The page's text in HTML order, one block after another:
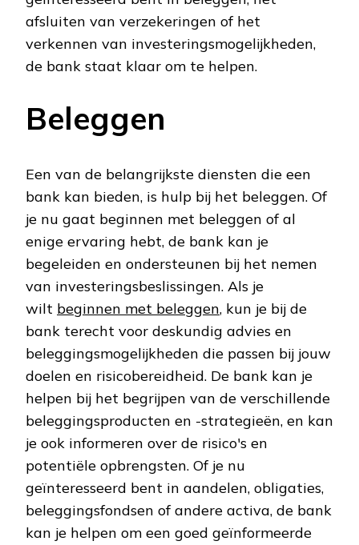
afsluiten van verzekeringen of het
verkennen van investeringsmogelijkheden,
de bank staat klaar om te helpen.
Beleggen
Een van de belangrijkste diensten die een
bank kan bieden, is hulp bij het beleggen. Of
je nu gaat beginnen met beleggen of al
enige ervaring hebt, de bank kan je
begeleiden en ondersteunen bij het nemen
van investeringsbeslissingen. Als je
wilt beginnen met beleggen, kun je bij de
bank terecht voor deskundig advies en
beleggingsmogelijkheden die passen bij jouw
doelen en risicobereidheid. De bank kan je
helpen bij het begrijpen van de verschillende
beleggingsproducten en -strategieën, en kan
je ook informeren over de risico's en
potentiële opbrengsten. Of je nu
geïnteresseerd bent in aandelen, obligaties,
beleggingsfondsen of andere activa, de bank
kan je helpen om een goed geïnformeerde